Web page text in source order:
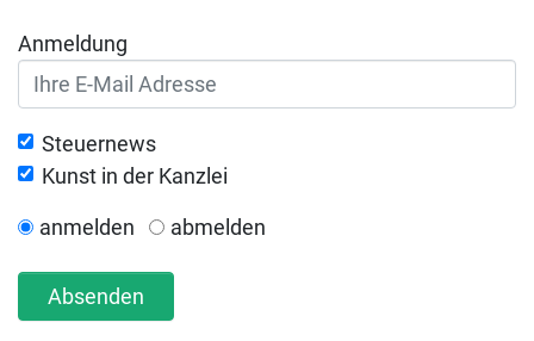
Anmeldung
Steuernews
Kunst in der Kanzlei
anmelden abmelden
Absenden